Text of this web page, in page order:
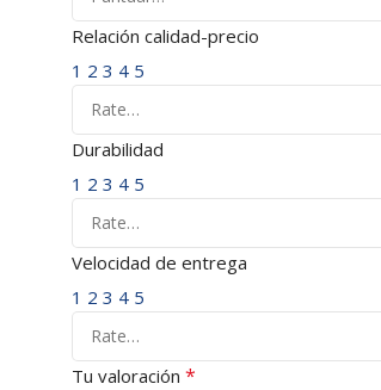
Relación calidad-precio
1 2 3 4 5
Durabilidad
1 2 3 4 5
Velocidad de entrega
1 2 3 4 5
Tu valoración *